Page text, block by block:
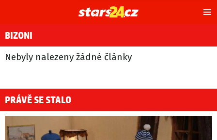
BIZONI
Nebyly nalezeny žádné články
PRÁVĚ SE STALO